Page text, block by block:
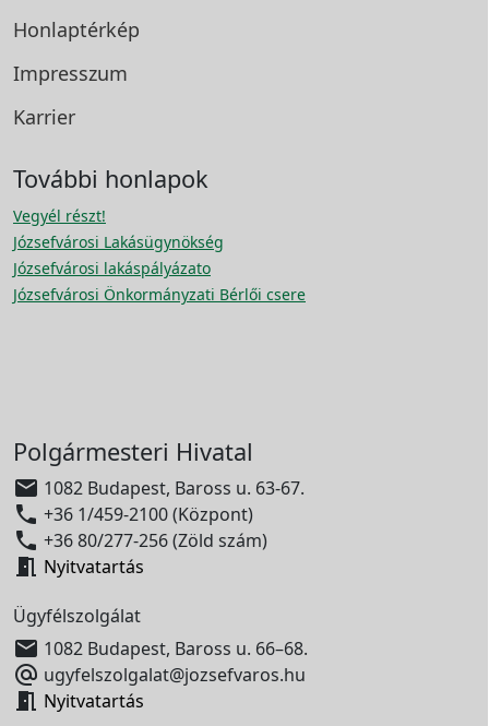
Honlaptérkép
Impresszum
Karrier
További honlapok
Vegyél részt!
Józsefvárosi Lakásügynökség
Józsefvárosi lakáspályázato
Józsefvárosi Önkormányzati Bérlői csere
Polgármesteri Hivatal
 1082 Budapest, Baross u. 63-67.
 +36 1/459-2100 (Központ)
 +36 80/277-256 (Zöld szám)
 Nyitvatartás
Ügyfélszolgálat
 1082 Budapest, Baross u. 66–68.
 ugyfelszolgalat@jozsefvaros.hu
 Nyitvatartás